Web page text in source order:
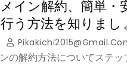
イン解約、簡単・
う方法を知りまし
の解約方法についてステッ